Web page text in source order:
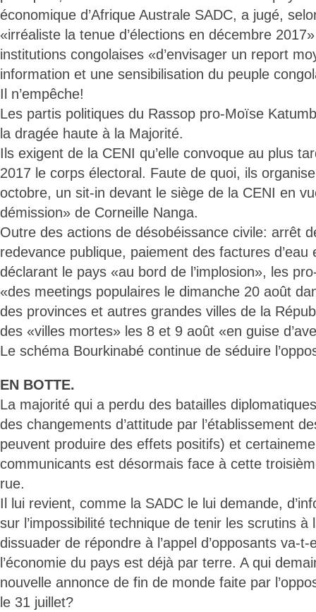
économique d’Afrique Australe SADC, a jugé,
«irréaliste la tenue d’élections en décembre
institutions congolaises «d’envisager un report
information et une sensibilisation du peuple
Il n’empêche!
Les partis politiques du Rassop pro-Moïse
la dragée haute à la Majorité.
Ils exigent de la CENI qu’elle convoque au plus
2017 le corps électoral. Faute de quoi, ils
octobre, un sit-in devant le siège de la CENI en
démission» de Corneille Nanga.
Outre des actions de désobéissance civile: arrêt
redevance publique, paiement des factures d’eau
déclarant le pays «au bord de l’implosion», les
«des meetings populaires le dimanche 20 août
des provinces et autres grandes villes de la
des «villes mortes» les 8 et 9 août «en guise
Le schéma Bourkinabé continue de séduire
EN BOTTE.
La majorité qui a perdu des batailles
des changements d’attitude par l’établissement
peuvent produire des effets positifs) et
communicants est désormais face à cette
rue.
Il lui revient, comme la SADC le lui demande,
sur l’impossibilité technique de tenir les scrutins à
dissuader de répondre à l’appel d’opposants va-
l’économie du pays est déjà par terre. A qui
nouvelle annonce de fin de monde faite par
le 31 juillet?